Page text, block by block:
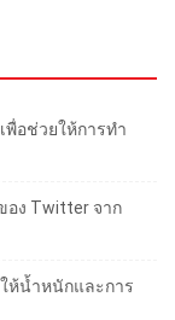
อช่วยให้การทำ
อง Twitter จาก
ให้น้ำหนักและการ